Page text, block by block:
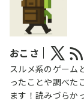
おこさ
スルメ系のゲーム
ったことや調べた
ます！読みづらか